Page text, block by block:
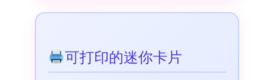
可打印的迷你卡片